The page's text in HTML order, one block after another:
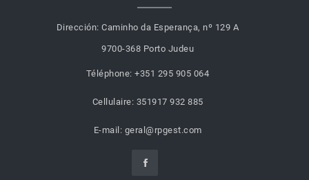
Dirección: Caminho da Esperança, nº 129 A
9700-368 Porto Judeu
Téléphone: +351 295 905 064
Cellulaire: 351917 932 885
E-mail: geral@rpgest.com